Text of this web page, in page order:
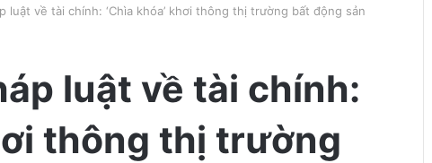
luật về tài chính: ‘Chìa khóa’ khơi thông thị trường bất động sản
luật về tài chính:
thông thị trường